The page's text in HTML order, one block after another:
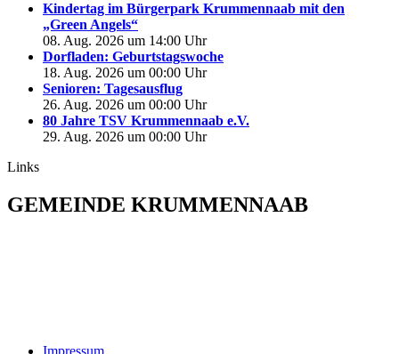
Kindertag im Bürgerpark Krummennaab mit den
„Green Angels“
08. Aug. 2026 um 14:00 Uhr
Dorfladen: Geburtstagswoche
18. Aug. 2026 um 00:00 Uhr
Senioren: Tagesausflug
26. Aug. 2026 um 00:00 Uhr
80 Jahre TSV Krummennaab e.V.
29. Aug. 2026 um 00:00 Uhr
Links
GEMEINDE KRUMMENNAAB